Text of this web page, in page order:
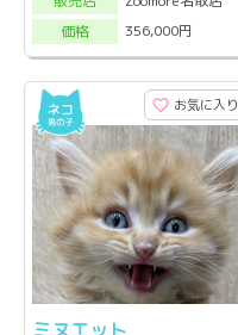
価格
356,000円
お気に入り